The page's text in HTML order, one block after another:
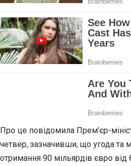
Про це повідомила Прем’єр-
четвер, зазначивши, що угода
отримання 90 мільярдів євро